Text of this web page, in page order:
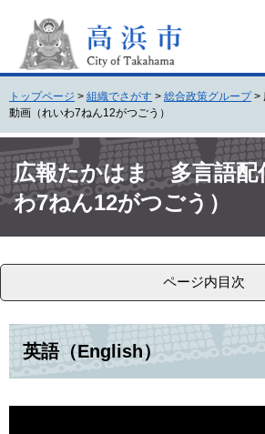
頭
。
飛
て
本
文
トップページ > 組織でさがす > 総合政策グループ >
動画（れいわ7ねん12がつごう）
文 広報たかはま 多言語配
わ7ねん12がつごう）
ページ内目次
英語（English）